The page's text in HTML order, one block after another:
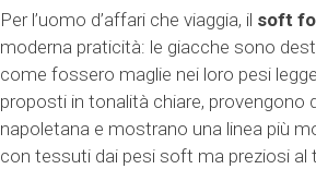
Per l’uomo d’affari che viaggia, il soft
moderna praticità: le giacche sono
come fossero maglie nei loro pesi
proposti in tonalità chiare, provengono
napoletana e mostrano una linea più
con tessuti dai pesi soft ma preziosi al